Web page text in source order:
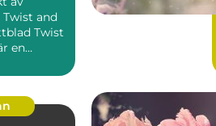
and
en